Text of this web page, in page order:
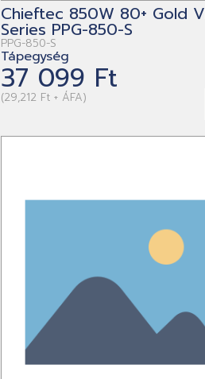
Chieftec 850W 80+ Gold
Series PPG-850-S
PPG-850-S
Tápegység
37 099 Ft
(29,212 Ft + ÁFA)